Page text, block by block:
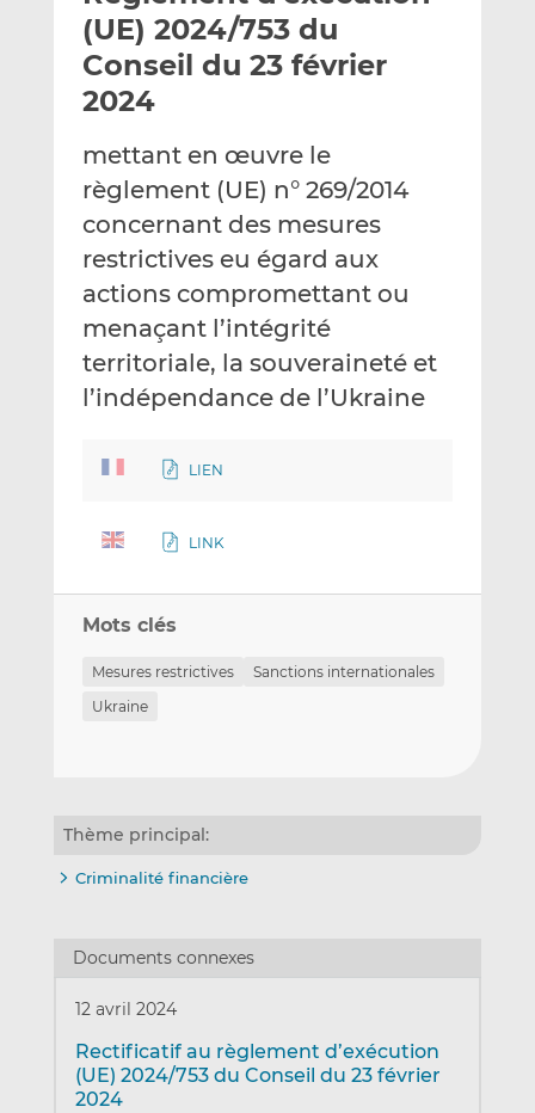
e
r
p
e
m
i
l
g
e
r
r
L
n
k
e
d
n
g
e
r
r
F
c
e
b
o
o
k
(UE) 2024/753 du
Conseil du 23 février
2024
mettant en œuvre le
règlement (UE) n° 269/2014
concernant des mesures
restrictives eu égard aux
actions compromettant ou
menaçant l’intégrité
territoriale, la souveraineté et
l’indépendance de l’Ukraine
LIEN
LINK
Mots clés
Mesures restrictives
Sanctions internationales
Ukraine
Thème principal:
Criminalité financière
Documents connexes
12 avril 2024
Rectificatif au règlement d’exécution
(UE) 2024/753 du Conseil du 23 février
2024